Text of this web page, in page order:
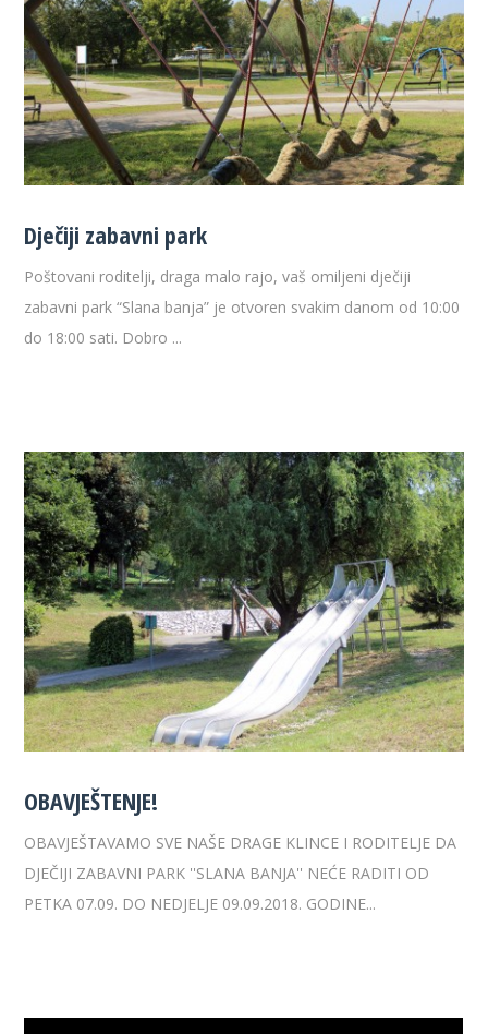
Dječiji zabavni park
Poštovani roditelji, draga malo rajo, vaš omiljeni dječiji
zabavni park “Slana banja” je otvoren svakim danom od 10:00
do 18:00 sati. Dobro ...
OBAVJEŠTENJE!
OBAVJEŠTAVAMO SVE NAŠE DRAGE KLINCE I RODITELJE DA
DJEČIJI ZABAVNI PARK ''SLANA BANJA'' NEĆE RADITI OD
PETKA 07.09. DO NEDJELJE 09.09.2018. GODINE...